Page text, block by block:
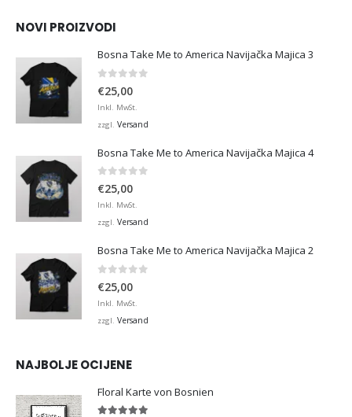
NOVI PROIZVODI
Bosna Take Me to America Navijačka Majica 3
€25,00
Inkl. MwSt.
zzgl. Versand
Bosna Take Me to America Navijačka Majica 4
0 von 5
€25,00
Inkl. MwSt.
zzgl. Versand
Bosna Take Me to America Navijačka Majica 2
€25,00
Inkl. MwSt.
zzgl. Versand
NAJBOLJE OCIJENE
Floral Karte von Bosnien